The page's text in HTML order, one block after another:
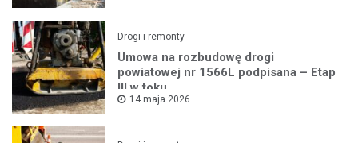
Drogi i remonty
Umowa na rozbudowę drogi
powiatowej nr 1566L podpisana – Etap
III w toku
14 maja 2026